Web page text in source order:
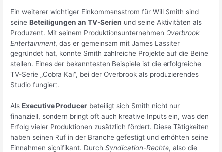
Ein weiterer wichtiger Einkommensstrom für Will Smith sind
seineBeteiligungen an TV-Serien und seine Aktivitäten als
Produzent. Mit seinem Produktionsunternehmen Overbrook
Entertainment, das er gemeinsam mit James Lassiter
gegründet hat, konnte Smith zahlreiche Projekte auf die Beine
stellen. Eines der bekanntesten Beispiele ist die erfolgreiche
TV-Serie „Cobra Kai“, bei der Overbrook als produzierendes
Studio fungiert.
AlsExecutive Producer beteiligt sich Smith nicht nur
finanziell, sondern bringt oft auch kreative Inputs ein, was den
Erfolg vieler Produktionen zusätzlich fördert. Diese Tätigkeiten
haben seinen Ruf in der Branche gefestigt und erhöhten seine
Einnahmen signifikant. DurchSyndication-Rechte, also die